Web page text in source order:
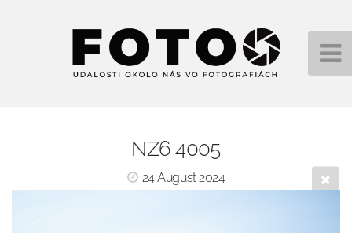
NZ6 4005
24 August 2024